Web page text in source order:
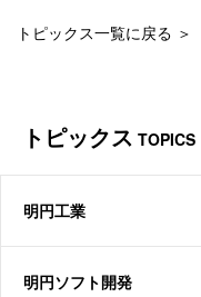
トピックス一覧に戻る ＞
トピックス TOPICS
明円工業
明円ソフト開発